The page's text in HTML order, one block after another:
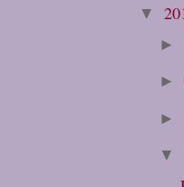
▼
►
►
►
▼